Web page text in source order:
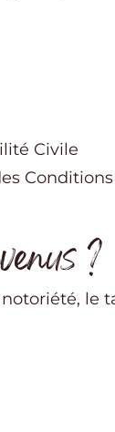
Civile
?
le